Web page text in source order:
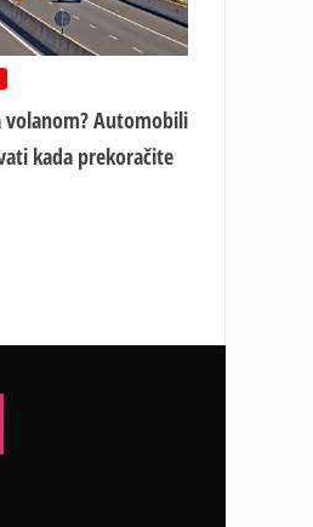
volanom? Automobili
kada prekoračite